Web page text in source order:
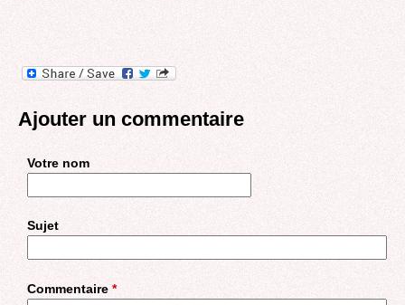
Ajouter un commentaire
Votre nom
Sujet
Commentaire *